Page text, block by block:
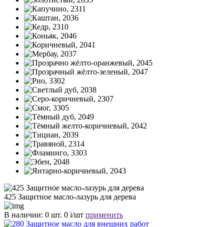
425 Защитное масло-лазурь для дерева
В наличии: 0 шт. 0 i/шт применить